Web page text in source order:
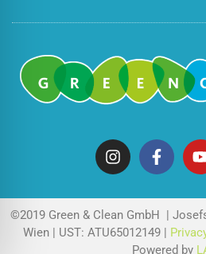
©2019 Green & Clean GmbH |
Wien | UST: ATU65012149 |
Powered by